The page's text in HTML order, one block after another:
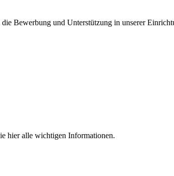
Bewerbung und Unterstützung in unserer
hier alle wichtigen Informationen.